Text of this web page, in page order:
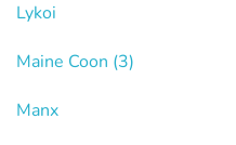
Lykoi
Maine Coon (3)
Manx